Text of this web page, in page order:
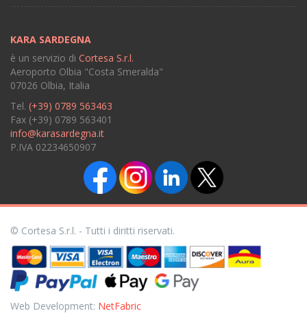
KARA SARDEGNA
è un servizio di Cortesa S.r.l.
Aeroporto Olbia "Costa Smeralda"
07026 Olbia, Italia
Tel. (+39) 0789 563463
Fax (+39) 0789 563401
info@karasardegna.it
P.IVA 02234650907
© Cortesa S.r.l. - Tutti i diritti riservati.
Web Development: NetFabric